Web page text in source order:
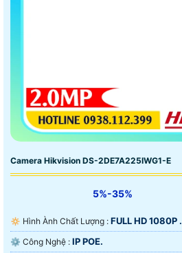
Camera Hikvision DS-2DE7A225IWG1-E
5%-35%
🔅 Hình Ành Chất Lượng : FULL HD 1080P .
⚙ Công Nghệ : IP POE.